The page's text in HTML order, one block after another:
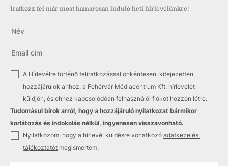
Iratkozz fel már most hamarosan induló heti hírlevelünkre!
A Hírlevélre történő feliratkozással önkéntesen, kifejezetten
hozzájárulok ahhoz, a Fehérvár Médiacentrum Kft. hírlevelet
küldjön, és ehhez kapcsolódóan felhasználói fiókot hozzon létre.
Tudomásul bírok arról, hogy a hozzájáruló nyilatkozat bármikor
korlátozás és indokolás nélkül, ingyenesen visszavonható.
Nyilatkozom, hogy a hírlevél küldésre vonatkozó adatkezelési
tájékoztatót megismertem.